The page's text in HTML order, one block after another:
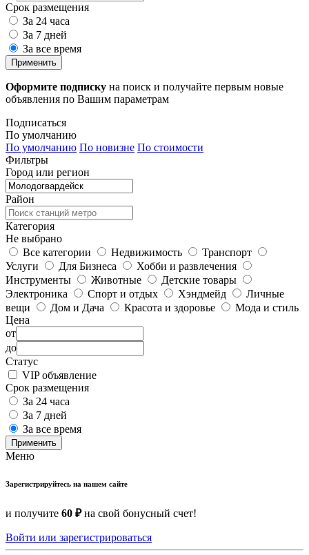
Срок размещения
За 24 часа
За 7 дней
За все время
Применить
Оформите подписку на поиск и получайте первым новые
объявления по Вашим параметрам
Подписаться
По умолчанию
По умолчанию По новизне По стоимости
Фильтры
Город или регион
Район
Категория
Не выбрано
Все категории
Недвижимость
Транспорт
Услуги
Для Бизнеса
Хобби и развлечения
Инструменты
Животные
Детские товары
Электроника
Спорт и отдых Хэндмейд
Личные
вещи
Дом и Дача Красота и здоровье
Мода и стиль
Цена
от
до
Статус
VIP объявление
Срок размещения
За 24 часа
За 7 дней
За все время
Применить
Меню
Зарегистрируйтесь на нашем сайте
и получите 60 ₽на свой бонусный счет!
Войти или зарегистрироваться